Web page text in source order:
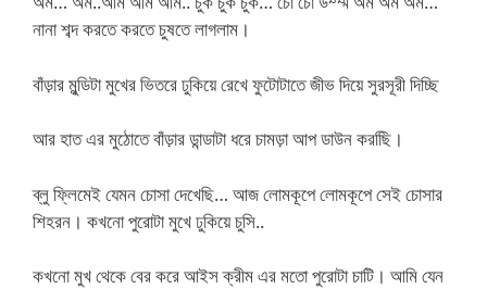
নানা শব্দ করতে করতে চুষতে লাগলাম।
বাঁড়ার মুন্ডিটা মুখের ভিতরে ঢুকিয়ে রেখে ফুটোটাতে জীভ দিয়ে সুরসূরী দিচ্ছি
আর হাত এর মুঠোতে বাঁড়ার ডান্ডাটা ধরে চামড়া আপ ডাউন করছিি।
ব্লু ফ্লিমেই যেমন চোসা দেখেছি… আজ লোমকূপে লোমকূপে সেই চোসার
শিহরন। কখনো পুরোটা মুখে ঢুকিয়ে চুসি..
কখনো মুখ থেকে বের করে আইস ক্রীম এর মতো পুরোটা চাটি। আমি যেন